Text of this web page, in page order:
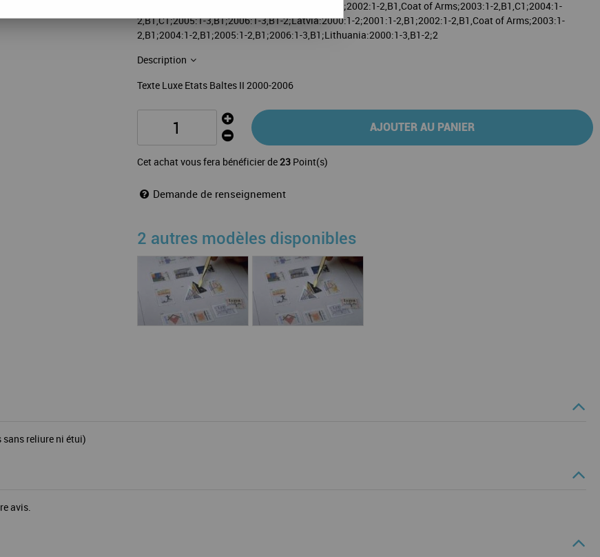
76 feuilles: Estonia:2000:1-2,B1;2001:1-2,B1,C1;2002:1-2,B1,Coat of Arms;2003:1-2,B1,C1;2004:1-
2,B1,C1;2005:1-3,B1;2006:1-3,B1-2;Latvia:2000:1-2;2001:1-2,B1;2002:1-2,B1,Coat of Arms;2003:1-
2,B1;2004:1-2,B1;2005:1-2,B1;2006:1-3,B1;Lithuania:2000:1-3,B1-2;2
Description
Texte Luxe Etats Baltes II 2000-2006
AJOUTER AU PANIER
Cet achat vous fera bénéficier de23 Point(s)
Demande de renseignement
2 autres modèles disponibles
sans reliure ni étui)
avis.